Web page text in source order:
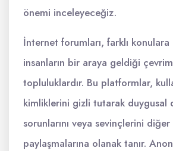
önemi inceleyeceğiz.
İnternet forumları, farklı
insanların bir araya geldiği
topluluklardır. Bu platformlar,
kimliklerini gizli tutarak duygusal
sorunlarını veya sevinçlerini
paylaşmalarına olanak tanır.